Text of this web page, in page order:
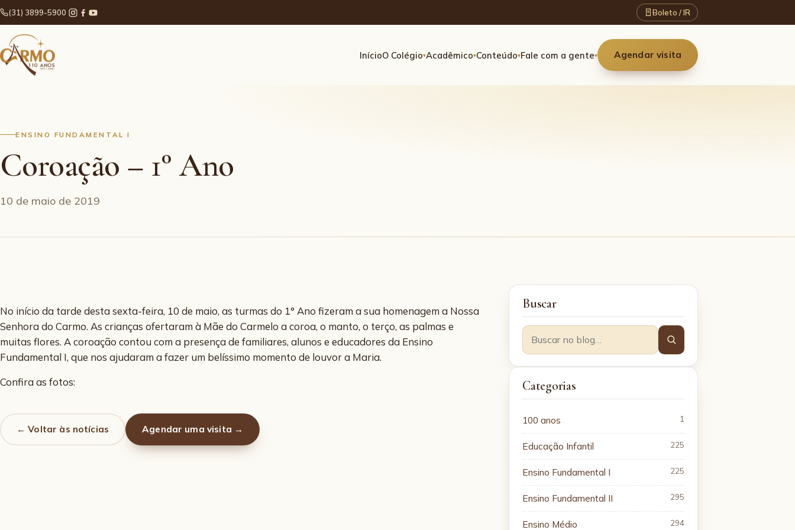
(31) 3899-5900 Boleto / IR
InícioO Colégio▾Acadêmico▾Conteúdo▾Fale com a gente▾ Agendar visita
ENSINO FUNDAMENTAL I
Coroação – 1° Ano
10 de maio de 2019
No início da tarde desta sexta-feira, 10 de maio, as turmas do 1° Ano fizeram a sua homenagem a Nossa
Senhora do Carmo. As crianças ofertaram à Mãe do Carmelo a coroa, o manto, o terço, as palmas e
muitas flores. A coroação contou com a presença de familiares, alunos e educadores da Ensino
Fundamental I, que nos ajudaram a fazer um belíssimo momento de louvor a Maria.
Confira as fotos:
← Voltar às notícias Agendar uma visita →
Buscar
Categorias
100 anos 1
Educação Infantil 225
Ensino Fundamental I 225
Ensino Fundamental II 295
Ensino Médio 294